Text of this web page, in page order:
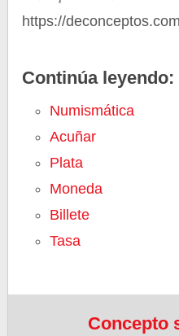
https://
Continúa leyendo:
Numismática
Acuñar
Plata
Moneda
Billete
Tasa
Concepto